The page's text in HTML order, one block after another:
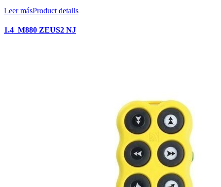
Leer másProduct details
1.4_M880 ZEUS2 NJ